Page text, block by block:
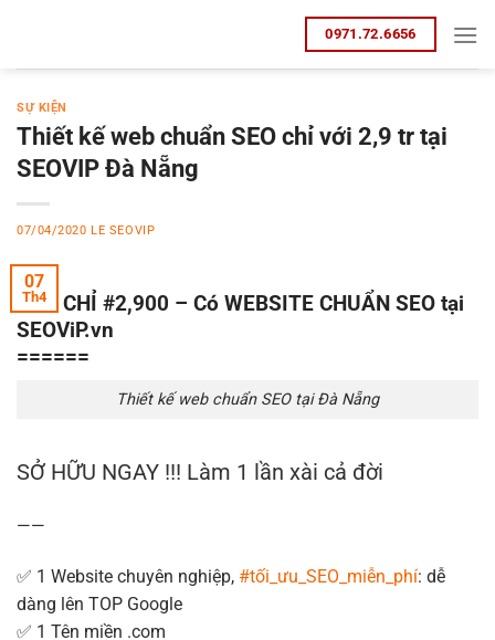
nội
0971.72.6656
SỰ KIỆN
Thiết kế web chuẩn SEO chỉ với 2,9 tr tại
SEOVIP Đà Nẵng
07/04/2020 LE SEOVIP
07
Th4
SỐC CHỈ #2,900 – Có WEBSITE CHUẨN SEO tại
SEOViP.vn
======
Thiết kế web chuẩn SEO tại Đà Nẵng
SỞ HỮU NGAY !!! Làm 1 lần xài cả đời
——
✅ 1 Website chuyên nghiệp, #tối_ưu_SEO_miễn_phí: dễ
dàng lên TOP Google
✅ 1 Tên miền .com